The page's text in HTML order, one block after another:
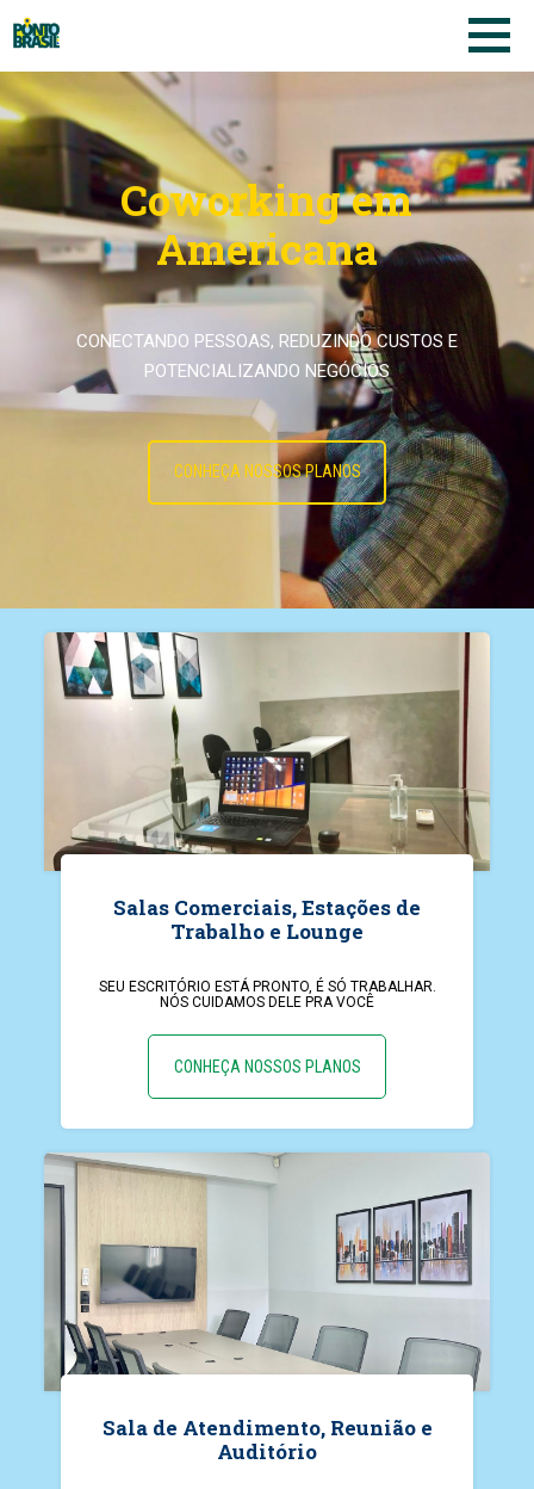
Coworking em
Americana
CONECTANDO PESSOAS, REDUZINDO CUSTOS E
POTENCIALIZANDO NEGÓCIOS
CONHEÇA NOSSOS PLANOS
Salas Comerciais, Estações de
Trabalho e Lounge
SEU ESCRITÓRIO ESTÁ PRONTO, É SÓ TRABALHAR.
NÓS CUIDAMOS DELE PRA VOCÊ
CONHEÇA NOSSOS PLANOS
Sala de Atendimento, Reunião e
Auditório